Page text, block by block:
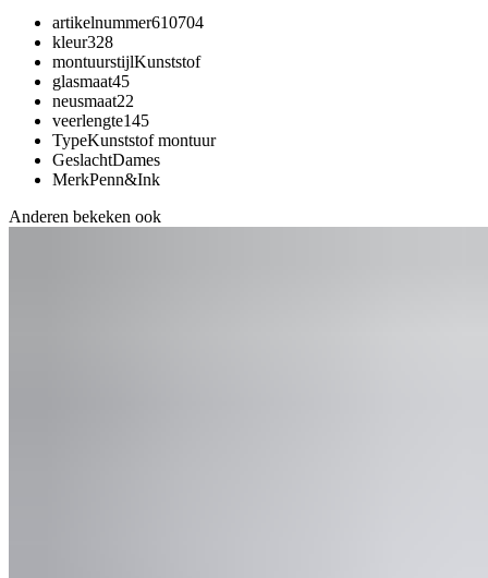
artikelnummer610704
kleur328
montuurstijlKunststof
glasmaat45
neusmaat22
veerlengte145
TypeKunststof montuur
GeslachtDames
MerkPenn&Ink
Anderen bekeken ook